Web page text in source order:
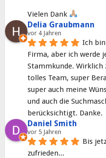
Vielen Dank
Delia Graubmann
vor 4 Jahren
Ich
Firma, aber ich werde
Stammkunde. Wirklich
tolles Team, super
super auch meine
und auch die
berücksichtigt. Danke.
Daniel Smith
vor 5 Jahren
Bis
zufrieden...